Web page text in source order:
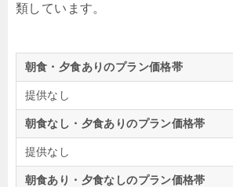
類しています。
朝食・夕食ありのプラン価格帯
提供なし
朝食なし・夕食ありのプラン価格帯
提供なし
朝食あり・夕食なしのプラン価格帯